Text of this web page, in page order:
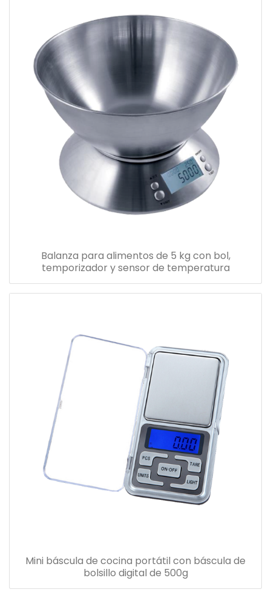
Balanza para alimentos de 5 kg con bol,
temporizador y sensor de temperatura
Mini báscula de cocina portátil con báscula de
bolsillo digital de 500g